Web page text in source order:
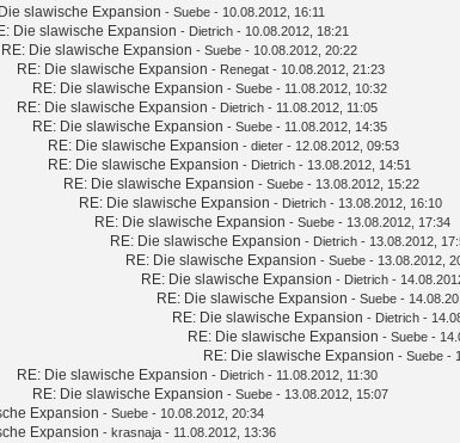
slawische Expansion - Suebe - 10.08.2012, 16:11
Die slawische Expansion - Dietrich - 10.08.2012, 18:21
RE: Die slawische Expansion - Suebe - 10.08.2012, 20:22
RE: Die slawische Expansion - Renegat - 10.08.2012, 21:23
RE: Die slawische Expansion - Suebe - 11.08.2012, 10:32
RE: Die slawische Expansion - Dietrich - 11.08.2012, 11:05
RE: Die slawische Expansion - Suebe - 11.08.2012, 14:35
RE: Die slawische Expansion - dieter - 12.08.2012, 09:53
RE: Die slawische Expansion - Dietrich - 13.08.2012, 14:51
RE: Die slawische Expansion - Suebe - 13.08.2012, 15:22
RE: Die slawische Expansion - Dietrich - 13.08.2012, 16:10
RE: Die slawische Expansion - Suebe - 13.08.2012, 17:34
RE: Die slawische Expansion - Dietrich - 13.08.2012,
RE: Die slawische Expansion - Suebe - 13.08.2012,
RE: Die slawische Expansion - Dietrich -
RE: Die slawische Expansion - Suebe -
RE: Die slawische Expansion - Dietrich -
RE: Die slawische Expansion - Suebe -
RE: Die slawische Expansion - Suebe -
RE: Die slawische Expansion - Dietrich - 11.08.2012, 11:30
RE: Die slawische Expansion - Suebe - 13.08.2012, 15:07
Expansion - Suebe - 10.08.2012, 20:34
Expansion - krasnaja - 11.08.2012, 13:36